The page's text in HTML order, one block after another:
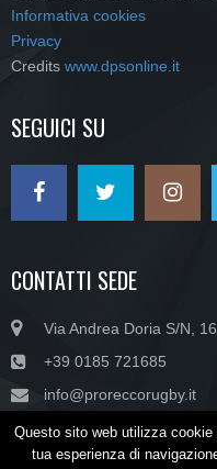
Informativa cookies
Privacy
Credits www.dpsonline.it
SEGUICI SU
CONTATTI SEDE
Via Andrea Doria S/N,
+39 0185 721685
info@proreccorugby.it
Questo sito web utilizza
tua esperienza di